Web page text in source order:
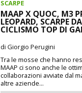
SCARPE
MAAP X QUOC, M3
LEOPARD, SCARPE DA
CICLISMO TOP DI
di Giorgio Perugini
Tra le mosse che hanno
MAAP ci sono anche le
collaborazioni avviate dal
altre aziende...